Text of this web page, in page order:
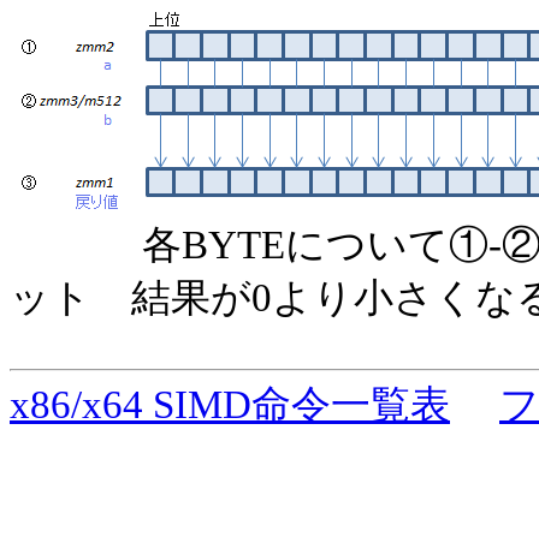
各BYTEについて①-
ット 結果が0より小さくな
x86/x64 SIMD命令一覧表